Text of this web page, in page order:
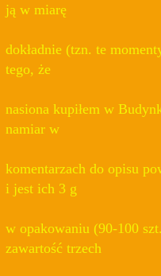
ją w miarę
dokładnie (tzn. te
tego, że
nasiona kupiłem w
namiar w
komentarzach do opisu
i jest ich 3 g
w opakowaniu (90-100
zawartość trzech